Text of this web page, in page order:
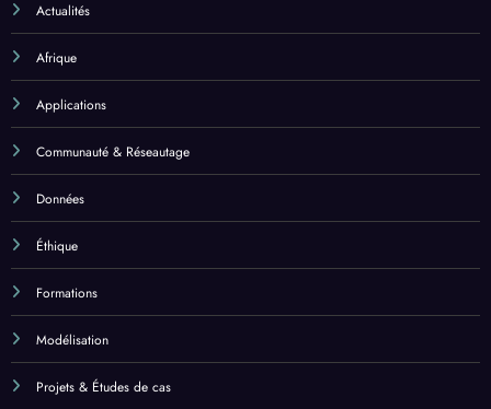
Actualités
Afrique
Applications
Communauté & Réseautage
Données
Éthique
Formations
Modélisation
Projets & Études de cas